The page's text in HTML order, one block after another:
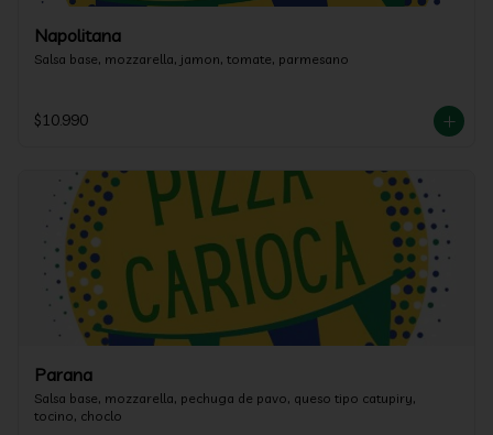
Napolitana
Salsa base, mozzarella, jamon, tomate, parmesano
$10.990
Parana
Salsa base, mozzarella, pechuga de pavo, queso tipo catupiry,
tocino, choclo